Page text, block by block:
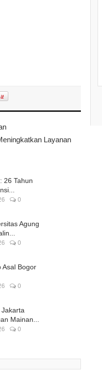
Layanan
26 Tahun
0
Agung
0
Asal Bogor
0
Mainan...
0